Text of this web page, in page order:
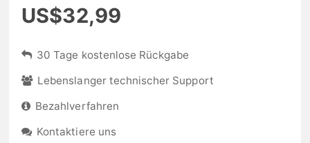
US$32,99
30 Tage kostenlose Rückgabe
Lebenslanger technischer Support
Bezahlverfahren
Kontaktiere uns